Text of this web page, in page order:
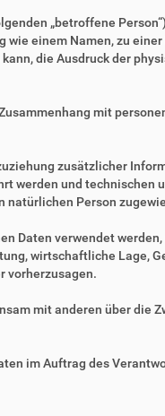
„betroffene
einem Namen, zu einer
die Ausdruck der
mit
zusätzlicher
werden und technischen
Person
Daten verwendet
wirtschaftliche Lage,
vorherzusagen.
mit anderen über die
im Auftrag des